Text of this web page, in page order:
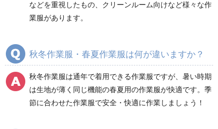
商品カテゴリ一覧
秋冬長袖
食品産業用長袖
食品産業用半袖
秋冬長袖
などを重視したもの、クリーンルーム向けなど様々な作
業服があります。
秋冬作業服・春夏作業服は何が違いますか？
秋冬作業服は通年で着用できる作業服ですが、暑い時期
は生地が薄く同じ機能の春夏用の作業服が快適です。季
節に合わせた作業服で安全・快適に作業しましょう！